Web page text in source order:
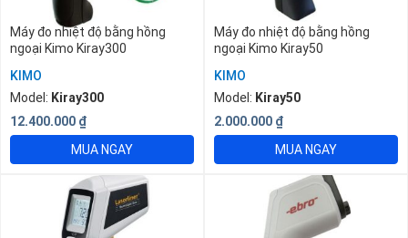
Máy đo nhiệt độ bằng hồng
ngoại Kimo Kiray300
KIMO
Model: Kiray300
12.400.000 ₫
MUA NGAY
Máy đo nhiệt độ bằng hồng
ngoại Kimo Kiray50
KIMO
Model: Kiray50
2.000.000 ₫
MUA NGAY